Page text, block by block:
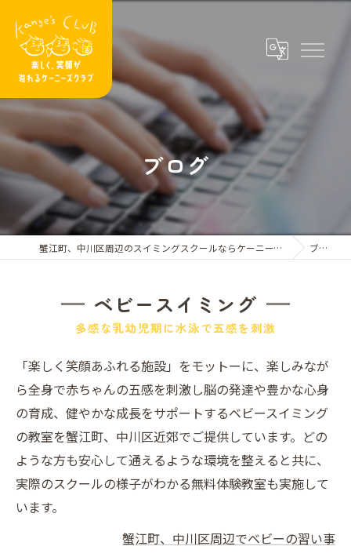
ブログ
蟹江町、中川区周辺のスイミングスクールならケーニーズクラブ ブログ
ベビースイミング
多感な乳幼児期に水泳で五感を刺激
「楽しく笑顔あふれる施設」をモットーに、楽しみなが
ら全身で赤ちゃんの五感を刺激し脳の発達や豊かな心身
の育成、健やかな成長をサポートするベビースイミング
の教室を蟹江町、中川区近郊でご提供しています。どの
ような方も安心して通えるような環境を整えると共に、
実際のスクールの様子がわかる無料体験教室も実施して
います。
蟹江町、中川区周辺でベビーの習い事